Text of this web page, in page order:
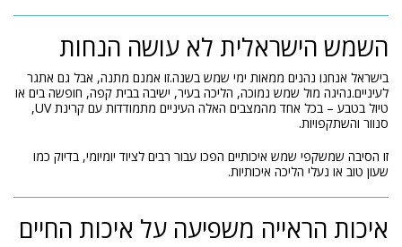
השמש הישראלית לא עושה הנחות
בישראל אנחנו נהנים ממאות ימי שמש בשנה.זו אמנם מתנה, אבל גם אתגר
לעיניים.נהיגה מול שמש נמוכה, הליכה בעיר, ישיבה בבית קפה, חופשה בים או
טיול בטבע – בכל אחד מהמצבים האלה העיניים מתמודדות עם קרינת UV,
סנוור והשתקפויות.
זו הסיבה שמשקפי שמש איכותיים הפכו עבור רבים לציוד יומיומי, בדיוק כמו
שעון טוב או נעלי הליכה איכותיות.
איכות הראייה משפיעה על איכות החיים